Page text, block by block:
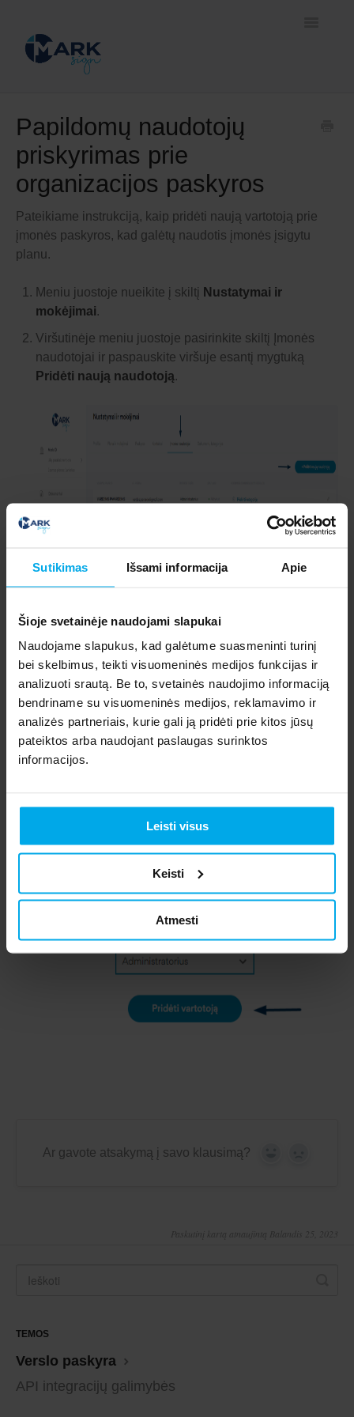
Sutikimas Išsami informacija Apie
Šioje svetainėje naudojami slapukai
Naudojame slapukus, kad galėtume suasmeninti turinį
bei skelbimus, teikti visuomeninės medijos funkcijas ir
analizuoti srautą. Be to, svetainės naudojimo informaciją
bendriname su visuomeninės medijos, reklamavimo ir
analizės partneriais, kurie gali ją pridėti prie kitos jūsų
pateiktos arba naudojant paslaugas surinktos
informacijos.
Leisti visus
Keisti
Atmesti
Prisijungimo ir pasirašymo būdai
Savitarnos platforma
Sprendimai verslui
Papildomų naudotojų
priskyrimas prie
organizacijos paskyros
Pateikiame instrukciją, kaip pridėti naują vartotoją prie
įmonės paskyros, kad galėtų naudotis įmonės įsigytu
planu.
Meniu juostoje nueikite į skiltį Nustatymai ir
mokėjimai.
Viršutinėje meniu juostoje pasirinkite skiltį Įmonės
naudotojai ir paspauskite viršuje esantį mygtuką
Pridėti naują naudotoją.
Iššokusiame lange suveskite duomenis, prieigos
teises bei spauskite Pridėti vartotoją
Ar gavote atsakymą į savo klausimą?
Paskutinį kartą atnaujintą Balandis 25, 2023
TEMOS
Verslo paskyra
API integracijų galimybės